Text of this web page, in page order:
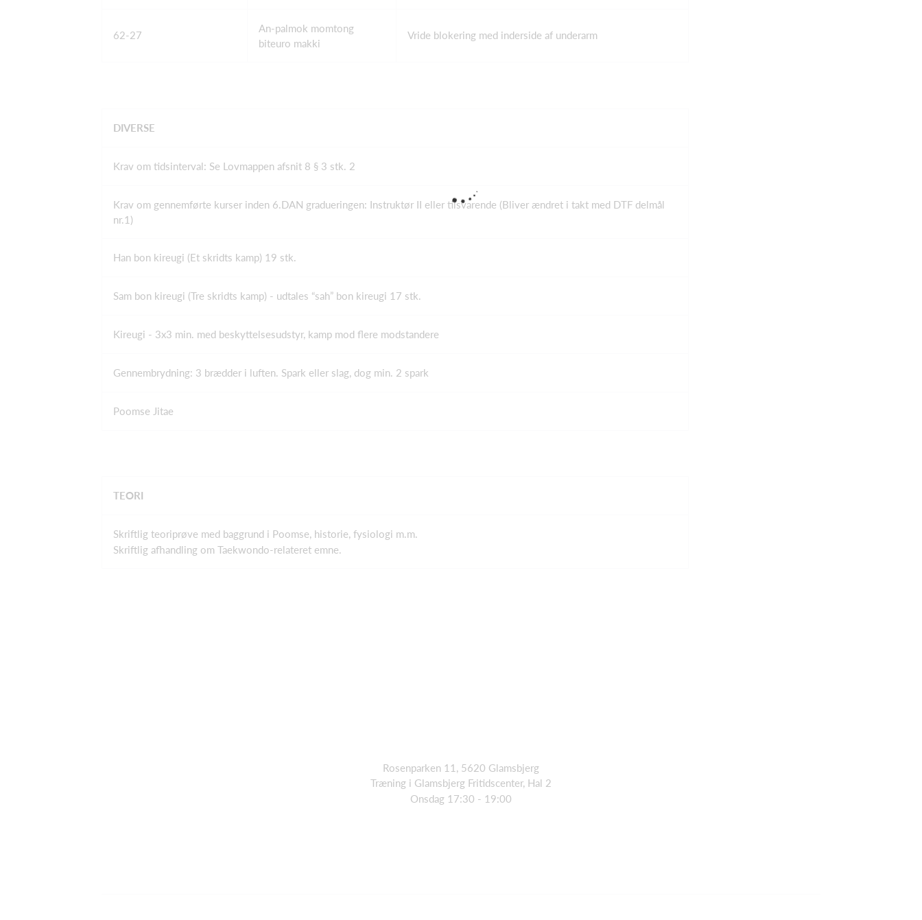
62-27
An-palmok momtong
biteuro makki
Vride blokering med inderside af underarm
DIVERSE
Krav om tidsinterval: Se Lovmappen afsnit 8 § 3 stk. 2
Krav om gennemførte kurser inden 6.DAN gradueringen: Instruktør II eller tilsvarende (Bliver ændret i takt med DTF delmål
nr.1)
Han bon kireugi (Et skridts kamp) 19 stk.
Sam bon kireugi (Tre skridts kamp) - udtales “sah” bon kireugi 17 stk.
Kireugi - 3x3 min. med beskyttelsesudstyr, kamp mod flere modstandere
Gennembrydning: 3 brædder i luften. Spark eller slag, dog min. 2 spark
Poomse Jitae
TEORI
Skriftlig teoriprøve med baggrund i Poomse, historie, fysiologi m.m.
Skriftlig afhandling om Taekwondo-relateret emne.
Rosenparken 11, 5620 Glamsbjerg
Træning i Glamsbjerg Fritidscenter, Hal 2
Onsdag 17:30 - 19:00